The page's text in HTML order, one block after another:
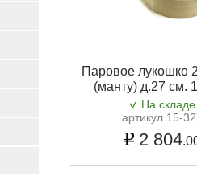
Паровое лукошко
(манту) д.27 см.
На складе
артикул 15-
2 804